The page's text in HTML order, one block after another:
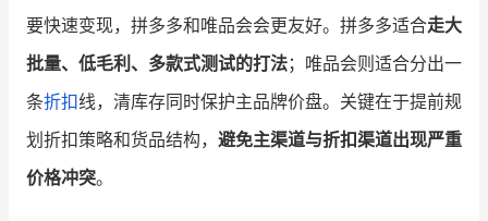
要快速变现，拼多多和唯品会会更友好。拼多多适合走大
批量、低毛利、多款式测试的打法；唯品会则适合分出一
条折扣线，清库存同时保护主品牌价盘。关键在于提前规
划折扣策略和货品结构， 避免主渠道与折扣渠道出现严重
价格冲突。